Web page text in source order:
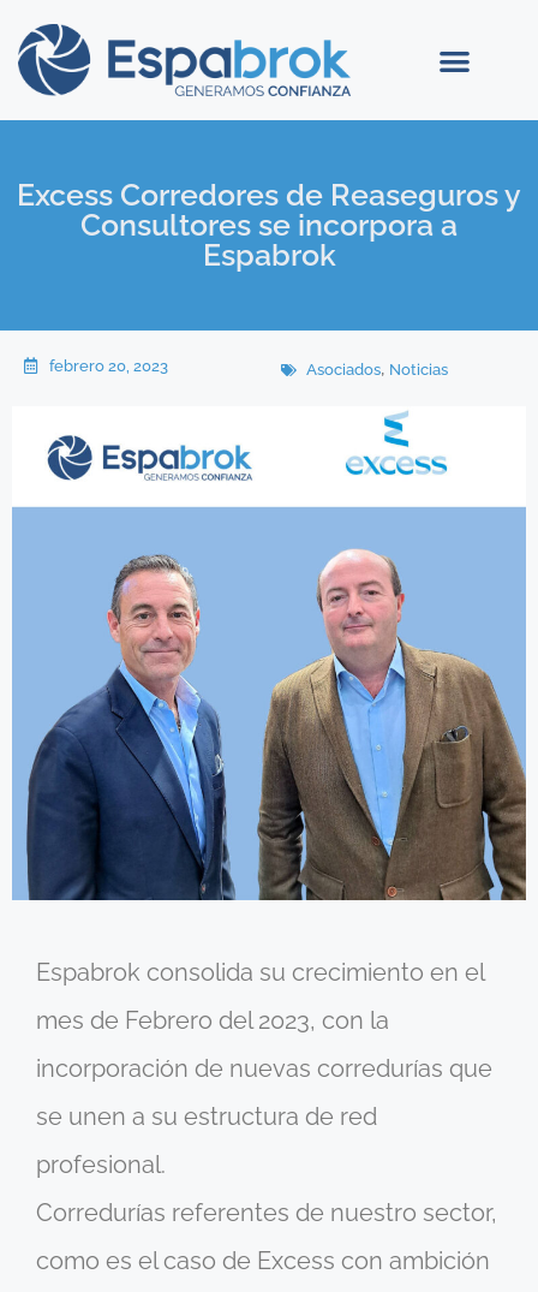
Excess Corredores de Reaseguros y
Consultores se incorpora a
Espabrok
febrero 20, 2023 Asociados, Noticias
Espabrok consolida su crecimiento en el
mes de Febrero del 2023, con la
incorporación de nuevas corredurías que
se unen a su estructura de red
profesional.
Corredurías referentes de nuestro sector,
como es el caso de Excess con ambición